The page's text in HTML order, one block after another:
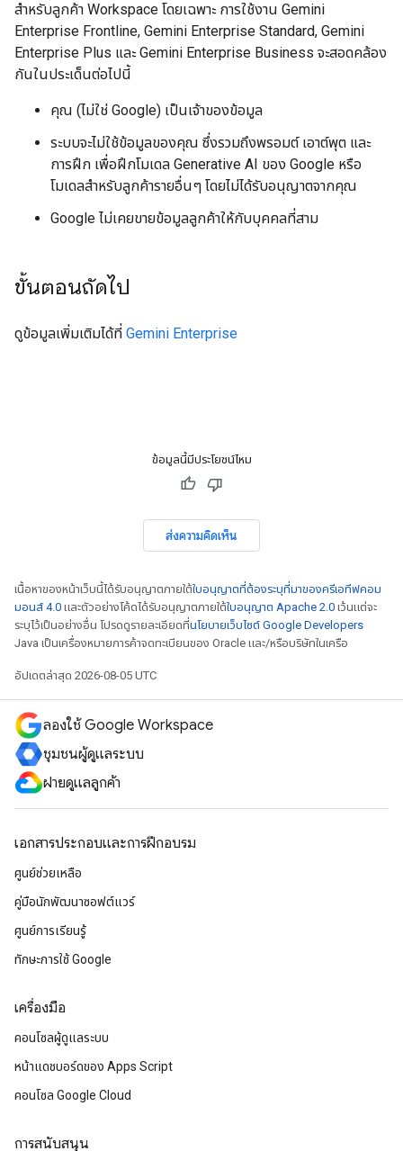
สำหรับลูกค้า Workspace โดยเฉพาะ การใช้งาน Gemini
Enterprise Frontline, Gemini Enterprise Standard, Gemini
Enterprise Plus และ Gemini Enterprise Business จะสอดคล้อง
กันในประเด็นต่อไปนี้
คุณ (ไม่ใช่ Google) เป็นเจ้าของข้อมูล
ระบบจะไม่ใช้ข้อมูลของคุณ ซึ่งรวมถึงพรอมต์ เอาต์พุต และ
การฝึก เพื่อฝึกโมเดล Generative AI ของ Google หรือ
โมเดลสำหรับลูกค้ารายอื่นๆ โดยไม่ได้รับอนุญาตจากคุณ
Google ไม่เคยขายข้อมูลลูกค้าให้กับบุคคลที่สาม
ขั้นตอนถัดไป
ดูข้อมูลเพิ่มเติมได้ที่ Gemini Enterprise
ข้อมูลนี้มีประโยชน์ไหม
ส่งความคิดเห็น
เนื้อหาของหน้าเว็บนี้ได้รับอนุญาตภายใต้ใบอนุญาตที่ต้องระบุที่มาของครีเอทีฟคอม
มอนส์ 4.0 และตัวอย่างโค้ดได้รับอนุญาตภายใต้ใบอนุญาต Apache 2.0 เว้นแต่จะ
ระบุไว้เป็นอย่างอื่น โปรดดูรายละเอียดที่นโยบายเว็บไซต์ Google Developers
Java เป็นเครื่องหมายการค้าจดทะเบียนของ Oracle และ/หรือบริษัทในเครือ
อัปเดตล่าสุด 2026-08-05 UTC
ลองใช้ Google Workspace
ชุมชนผู้ดูแลระบบ
ฝ่ายดูแลลูกค้า
เอกสารประกอบและการฝึกอบรม
ศูนย์ช่วยเหลือ
คู่มือนักพัฒนาซอฟต์แวร์
ศูนย์การเรียนรู้
ทักษะการใช้ Google
เครื่องมือ
คอนโซลผู้ดูแลระบบ
หน้าแดชบอร์ดของ Apps Script
คอนโซล Google Cloud
การสนับสนุน